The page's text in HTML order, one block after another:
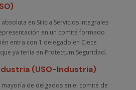
en Silicia Servicios Integrales
en un comité formado
entra con 1 delegado en Clece
ya tenía en Protectum Seguridad.
(USO-Industria)
mayoría de delgados en el comité de